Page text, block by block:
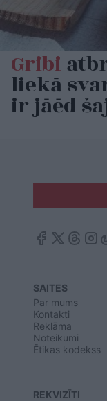
Gribi
liekā
ir jāēd
SAITES
Par mums
Kontakti
Reklāma
Noteikumi
Ētikas kodekss
REKVIZĪTI